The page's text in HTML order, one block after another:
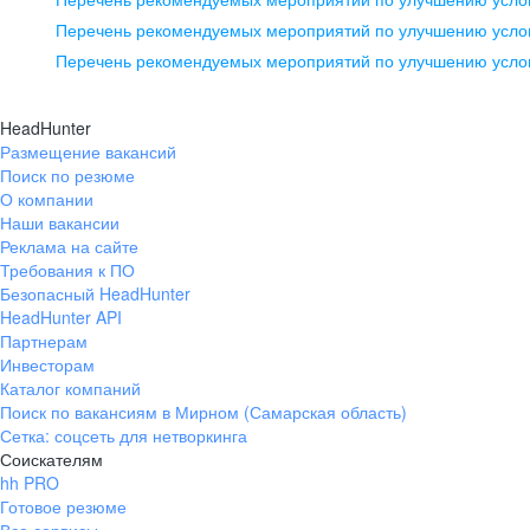
pr@ural.hh.ru
помещение 21
+7 383 207-94-64
pr@nsk.hh.ru
Перечень рекомендуемых мероприятий по улучшению
Перечень рекомендуемых мероприятий по улучшению
HeadHunter
Размещение вакансий
Поиск по резюме
О компании
Наши вакансии
Реклама на сайте
Требования к ПО
Безопасный HeadHunter
HeadHunter API
Партнерам
Инвесторам
Каталог компаний
Поиск по вакансиям в Мирном (Самарская область)
Сетка: соцсеть для нетворкинга
Соискателям
hh PRO
Готовое резюме